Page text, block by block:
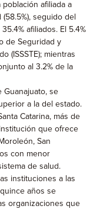
afiliada a
seguido del
afiliados. El 5.4%
de Seguridad y
(ISSSTE); mientras
al 3.2% de la
Guanajuato, se
a la del estado.
Catarina, más de
que ofrece
San
con menor
de salud.
instituciones a las
años se
organizaciones que